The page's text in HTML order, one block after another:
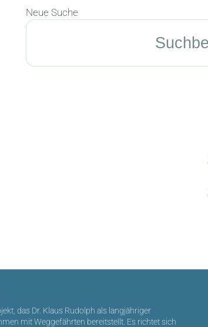
Neue Suche
Suchen
das Dr. Klaus Rudolph als langjähriger
mit Weggefährten bereitstellt. Es richtet sich